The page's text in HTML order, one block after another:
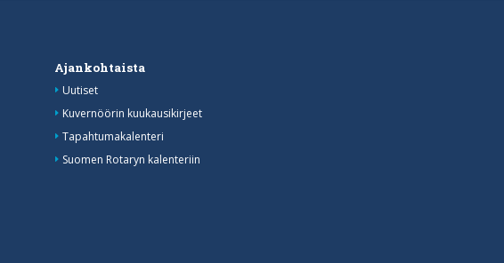
Ajankohtaista
Uutiset
Kuvernöörin kuukausikirjeet
Tapahtumakalenteri
Suomen Rotaryn kalenteriin